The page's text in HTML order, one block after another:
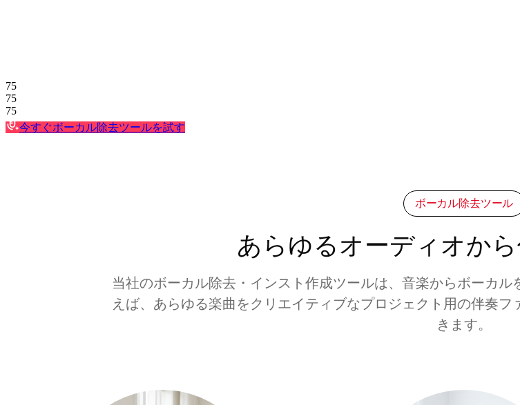
75
75
75
今すぐボーカル除去ツールを試す
ボーカル除去ツール
あらゆるオーディオか
当社のボーカル除去・インスト作成ツールは、音楽からボーカ
えば、あらゆる楽曲をクリエイティブなプロジェクト用の伴奏
きます。